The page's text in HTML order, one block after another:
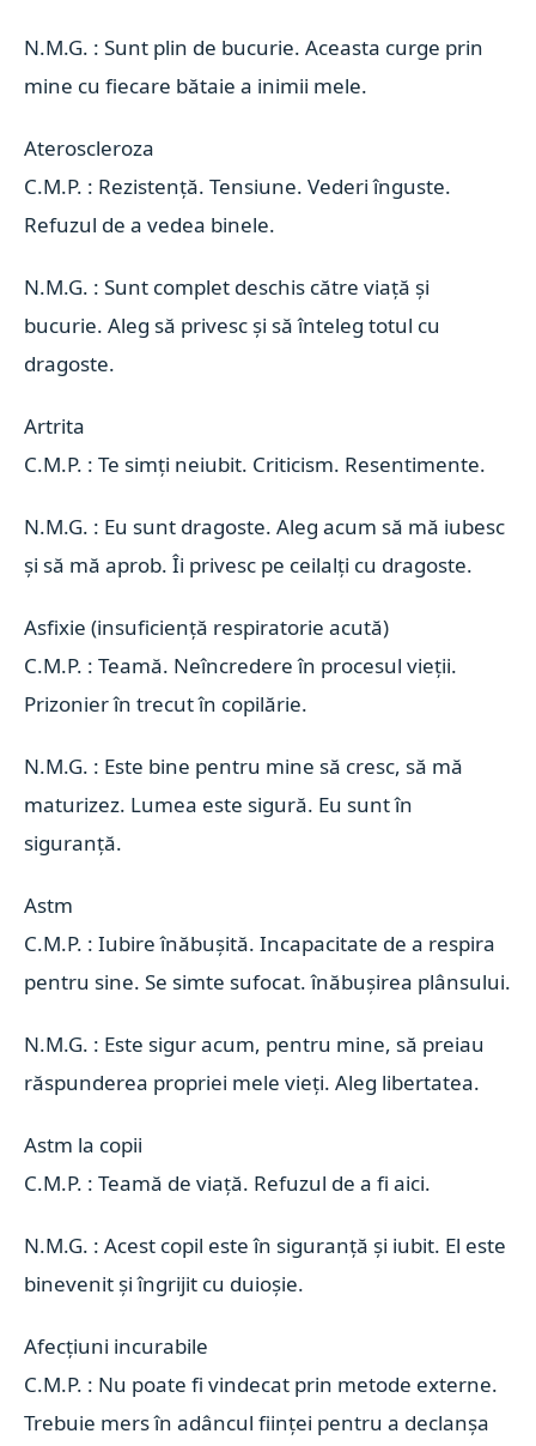
N.M.G. : Sunt plin de bucurie. Aceasta curge prin
mine cu fiecare bătaie a inimii mele.
Ateroscleroza
C.M.P. : Rezistență. Tensiune. Vederi înguste.
Refuzul de a vedea binele.
N.M.G. : Sunt complet deschis către viață și
bucurie. Aleg să privesc și să înteleg totul cu
dragoste.
Artrita
C.M.P. : Te simți neiubit. Criticism. Resentimente.
N.M.G. : Eu sunt dragoste. Aleg acum să mă iubesc
și să mă aprob. Îi privesc pe ceilalți cu dragoste.
Asfixie (insuficiență respiratorie acută)
C.M.P. : Teamă. Neîncredere în procesul vieții.
Prizonier în trecut în copilărie.
N.M.G. : Este bine pentru mine să cresc, să mă
maturizez. Lumea este sigură. Eu sunt în
siguranță.
Astm
C.M.P. : Iubire înăbușită. Incapacitate de a respira
pentru sine. Se simte sufocat. înăbușirea plânsului.
N.M.G. : Este sigur acum, pentru mine, să preiau
răspunderea propriei mele vieți. Aleg libertatea.
Astm la copii
C.M.P. : Teamă de viață. Refuzul de a fi aici.
N.M.G. : Acest copil este în siguranță și iubit. El este
binevenit și îngrijit cu duioșie.
Afecțiuni incurabile
C.M.P. : Nu poate fi vindecat prin metode externe.
Trebuie mers în adâncul ființei pentru a declanșa